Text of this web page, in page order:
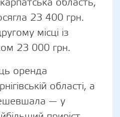
23 400 грн.
місці із
23 000 грн.
оренда
області, а
— у